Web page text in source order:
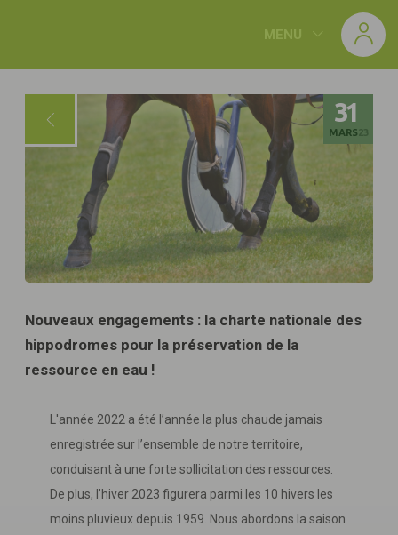
MENU
31
MARS 23
Nouveaux engagements : la charte nationale des
hippodromes pour la préservation de la
ressource en eau !
L'année 2022 a été l’année la plus chaude jamais
enregistrée sur l’ensemble de notre territoire,
conduisant à une forte sollicitation des ressources.
De plus, l’hiver 2023 figurera parmi les 10 hivers les
moins pluvieux depuis 1959. Nous abordons la saison